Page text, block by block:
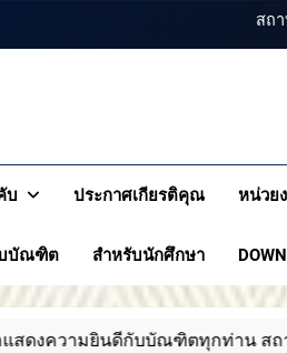
สถาบั
สถ
บ ประกาศเกียรติคุณ หน่วย
บัณฑิต สำหรับนักศึกษา
ตทุกท่าน สถาบันการอาชีวศึกษาภ